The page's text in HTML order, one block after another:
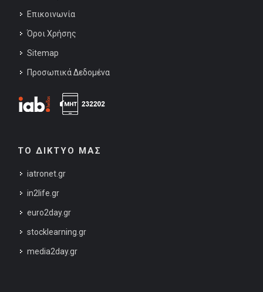
Επικοινωνία
Όροι Χρήσης
Sitemap
Προσωπικά Δεδομένα
ΤΟ ΔΙΚΤΥΟ ΜΑΣ
iatronet.gr
in2life.gr
euro2day.gr
stocklearning.gr
media2day.gr